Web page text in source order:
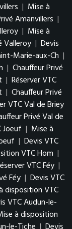
| Mise à
Amanvillers |
| Mise à
Valleroy | Devis
Marie-aux-Ch |
| Chauffeur Privé
| Réserver VTC
| Chauffeur Privé
VTC Val de Briey
Privé Val de
Joeuf | Mise à
| Devis VTC
VTC Hom |
VTC Féy |
Féy | Devis VTC
disposition VTC
VTC Audun-le-
à disposition